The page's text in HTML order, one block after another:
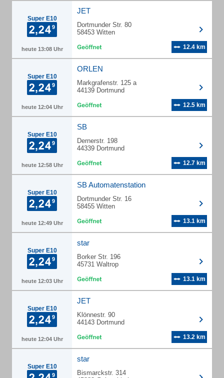
Super E10
heute 13:08 Uhr
JET
Dortmunder Str. 80
58453 Witten
12.4 km
Super E10
heute 12:04 Uhr
ORLEN
Markgrafenstr. 125 a
44139 Dortmund
12.5 km
Super E10
heute 12:58 Uhr
SB
Dernerstr. 198
44339 Dortmund
12.7 km
Super E10
heute 12:49 Uhr
SB Automatenstation
Dortmunder Str. 16
58455 Witten
13.1 km
Super E10
heute 12:03 Uhr
star
Borker Str. 196
45731 Waltrop
13.1 km
Super E10
heute 12:04 Uhr
JET
Klönnestr. 90
44143 Dortmund
13.2 km
Super E10
star
Bismarckstr. 314